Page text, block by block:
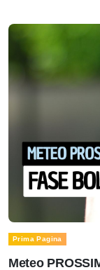
Prima Pagina
Meteo